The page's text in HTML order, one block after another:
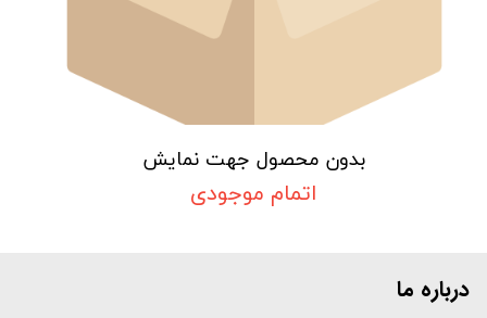
بدون محصول جهت نمایش
اتمام موجودی
درباره ما